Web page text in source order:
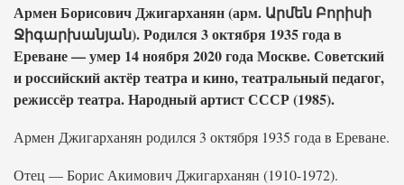
Армен Борисович Джигарханян (арм. Արմեն Բորիսի
Ջիգարխանյան). Родился 3 октября 1935 года в
Ереване — умер 14 ноября 2020 года Москве. Советский
и российский актёр театра и кино, театральный педагог,
режиссёр театра. Народный артист СССР (1985).
Армен Джигарханян родился 3 октября 1935 года в Ереване.
Отец — Борис Акимович Джигарханян (1910-1972).